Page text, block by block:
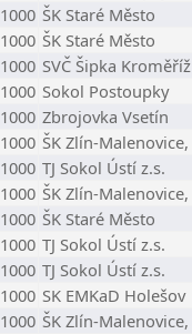
1000 ŠK Staré Město
1000 ŠK Staré Město
1000 SVČ Šipka Kroměříž
1000 Sokol Postoupky
1000 Zbrojovka Vsetín
1000 ŠK Zlín-Malenovice,
1000 TJ Sokol Ústí z.s.
1000 ŠK Zlín-Malenovice,
1000 ŠK Staré Město
1000 TJ Sokol Ústí z.s.
1000 TJ Sokol Ústí z.s.
1000 SK EMKaD Holešov
1000 ŠK Zlín-Malenovice,